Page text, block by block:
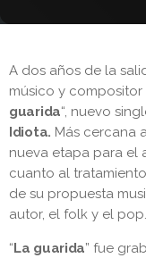
A dos años de la
músico y
guarida“, nuevo
Idiota. Más cercana
nueva etapa para el
cuanto al
de su propuesta
autor, el folk y el pop.
“ La guarida” fue